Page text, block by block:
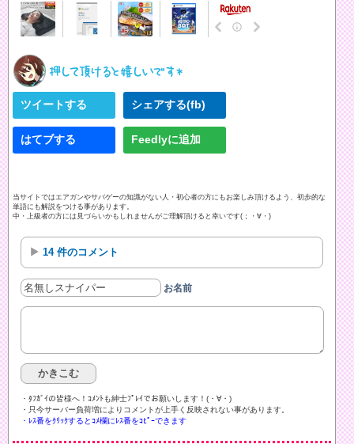
ツイートする シェアする(fb)
はてブする Feedlyに追加
当サイトではエアガンやサバゲーの知識がない人・初心者の方にもお楽しみ頂けるよう、初歩的な
単語にも解説をつける事があります。
中・上級者の方には見づらいかもしれませんがご理解頂けると幸いです(；・∀・)
14 件のコメント
お名前
・ﾀﾌｶﾞｲの皆様へ！ｺﾒﾝﾄも紳士ﾌﾟﾚｲでお願いします！(・∀・)ゞ
・只今サーバー負荷増によりコメントが上手く反映されない事があります。
・ﾚｽ番をｸﾘｯｸするとｺﾒ欄にﾚｽ番をｺﾋﾟｰできます